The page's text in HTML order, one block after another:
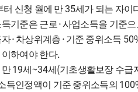
터 신청 월에 만35세가 되는 자이
기준은 근로·사업소득을 기준으
자· 차상위계층 · 기준 중위소득
이하여야 한다.
만19세 ~34세 (기초생활보장 수급
득인정액이 기준 중위소득의